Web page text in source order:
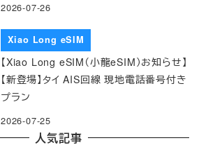
2026-07-26
Xiao Long eSIM
【Xiao Long eSIM（小龍eSIM）お知らせ】
【新登場】タイ AIS回線 現地電話番号付き
プラン
2026-07-25
人気記事